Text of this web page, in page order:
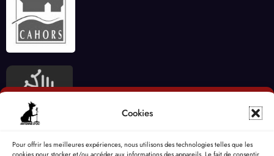
Cookies
Pour offrir les meilleures expériences, nous utilisons des technologies telles que les